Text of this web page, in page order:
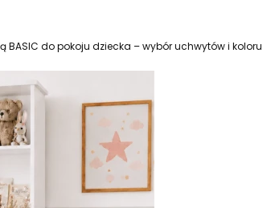
BASIC do pokoju dziecka – wybór uchwytów i koloru